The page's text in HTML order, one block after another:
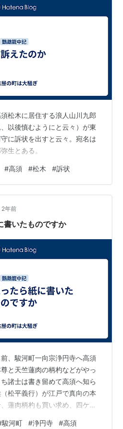
松木に居住する浪人山川九郎
以後慎むようにと云々）が東
に訴状を出すと云々。宛名は
生とある。
#高須 #松木 #訴状
2年前
書いたものですか
、駿河町一向宗浄円寺へ高須
と天竺蓮肉の柄杓などがやっ
諸士は書き留めて高須へ知ら
松平義行）が江戸で真向の本
蓮肉柄杓も買い求め、四ケの
駿河町 #浄円寺 #高須